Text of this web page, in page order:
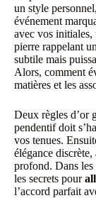
un style
événement
avec vos
pierre rappelant
subtile mais
Alors, comment
matières et les
Deux règles d’or
pendentif doit
vos tenues.
élégance
profond. Dans
les secrets pour
l’accord parfait